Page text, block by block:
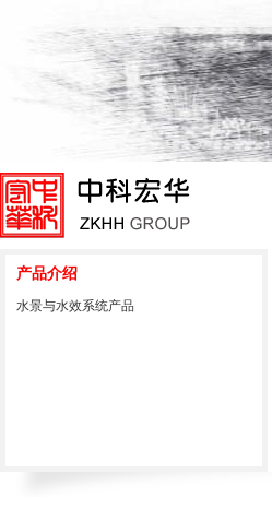
产品介绍
水景与水效系统产品